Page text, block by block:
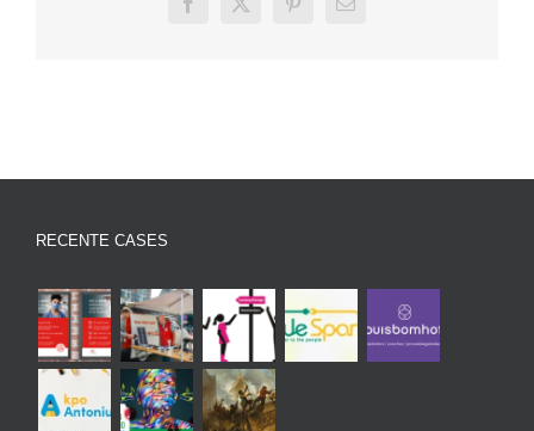
Facebook
X Pinterest
E-
RECENTE CASES